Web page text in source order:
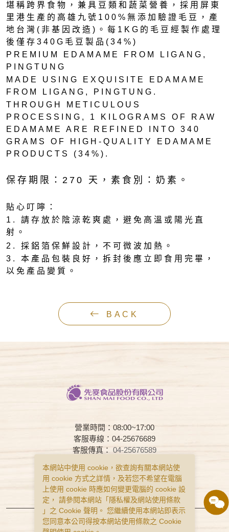
堪稱跨界食物，兼具豆類和蔬菜營養，採用屏東
里港生產的高雄九號100%無添加驗證毛豆，產
地台灣(非基因改造)。每1KG的毛豆經製作處理
後僅存340G毛豆製品(34%)
PREMIUM EDAMAME FROM LIGANG,
PINGTUNG
MADE USING EXQUISITE EDAMAME
FROM LIGANG, PINGTUNG.
THROUGH METICULOUS
PROCESSING, 1 KILOGRAMS OF RAW
EDAMAME ARE REFINED INTO 340
GRAMS OF HIGH-QUALITY EDAMAME
PRODUCTS (34%).
保存期限：270 天， 素食別：奶素。
貼心叮嚀：
1. 請存放於陰涼乾爽處，避免高溫或陽光直
射。
2. 採鋁箔保鮮設計，不可微波加熱。
3. 本產品包裝良好，拆封後應立即食用完畢，
以免產品變質。
BACK
營業時間：08:00~17:00
客服專線：04-25676689
客服傳真： 04-25676589
常見問題 購物說明
隱私權政策
服務條款
Copyright © Smai All Rights Reserved.
食品業者登錄字號 B-122977643-00001-0
本網站中使用 cookie，欲查詢有關本網站使
用 cookie 方式之詳情，及若您不希望在電腦
上使用 cookie 時應如何變更電腦的 cookie 設
定， 請參閱本網站「 隱私權及網站使用條款
」之 Cookie 聲明。 您繼續使用本網站即表示
您同意本公司得按本網站使用條款之 Cookie